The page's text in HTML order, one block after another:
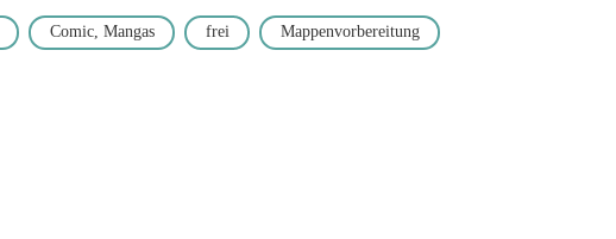
Comic, Mangas frei Mappenvorbereitung